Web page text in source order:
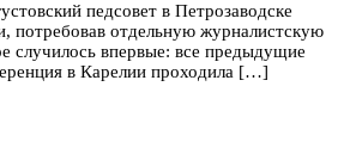
педсовет в Петрозаводске
потребовав отдельную журналистскую
случилось впервые: все предыдущие
в Карелии проходила […]